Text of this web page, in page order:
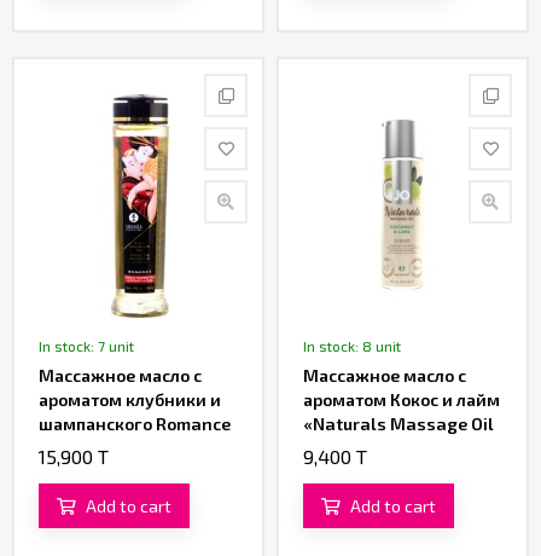
In stock: 7 unit
Массажное масло с
ароматом клубники и
шампанского Romance
от «SHUNGA» 240 ML
15,900 T
Add to cart
In stock: 8 unit
Массажное масло с
ароматом Кокос и лайм
«Naturals Massage Oil
Coconut & Lime» от «JO»
9,400 T
Add to cart